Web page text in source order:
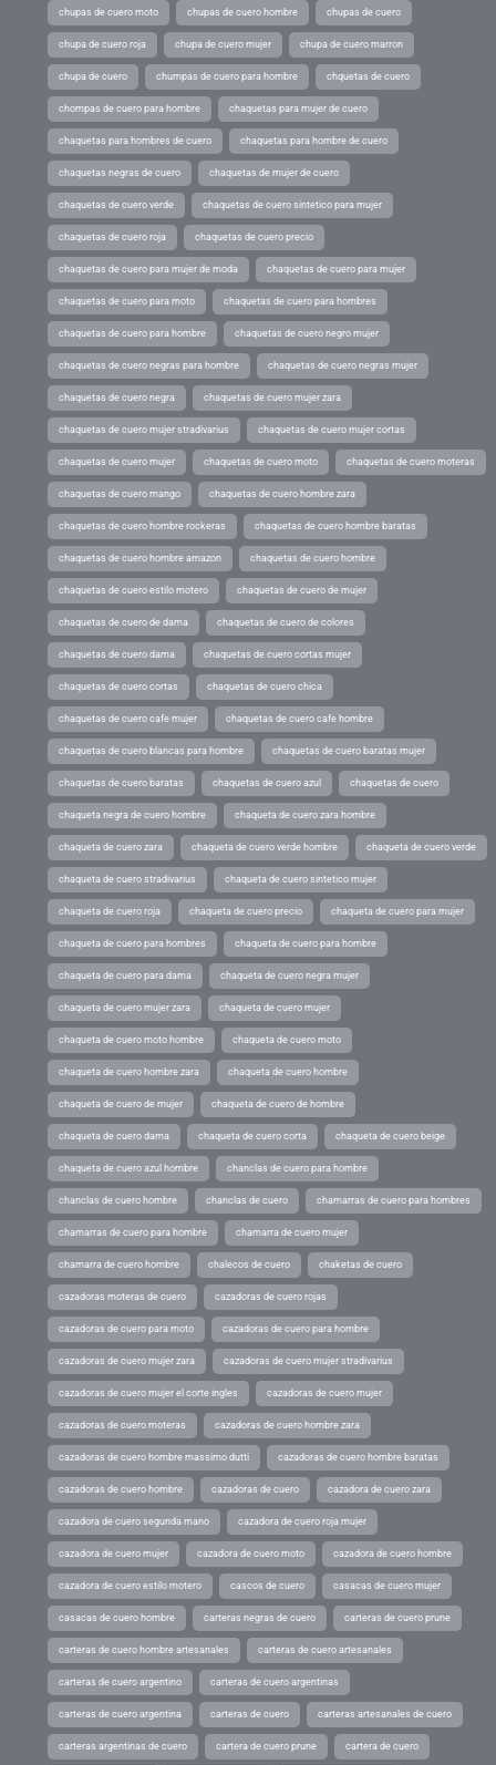
chupas de cuero moto chupas de cuero hombre chupas de cuero
chupa de cuero roja chupa de cuero mujer chupa de cuero marron
chupa de cuero chumpas de cuero para hombre chquetas de cuero
chompas de cuero para hombre chaquetas para mujer de cuero
chaquetas para hombres de cuero chaquetas para hombre de cuero
chaquetas negras de cuero chaquetas de mujer de cuero
chaquetas de cuero verde chaquetas de cuero sintetico para mujer
chaquetas de cuero roja chaquetas de cuero precio
chaquetas de cuero para mujer de moda chaquetas de cuero para mujer
chaquetas de cuero para moto chaquetas de cuero para hombres
chaquetas de cuero para hombre chaquetas de cuero negro mujer
chaquetas de cuero negras para hombre chaquetas de cuero negras mujer
chaquetas de cuero negra chaquetas de cuero mujer zara
chaquetas de cuero mujer stradivarius chaquetas de cuero mujer cortas
chaquetas de cuero mujer chaquetas de cuero moto chaquetas de cuero moteras
chaquetas de cuero mango chaquetas de cuero hombre zara
chaquetas de cuero hombre rockeras chaquetas de cuero hombre baratas
chaquetas de cuero hombre amazon chaquetas de cuero hombre
chaquetas de cuero estilo motero chaquetas de cuero de mujer
chaquetas de cuero de dama chaquetas de cuero de colores
chaquetas de cuero dama chaquetas de cuero cortas mujer
chaquetas de cuero cortas chaquetas de cuero chica
chaquetas de cuero cafe mujer chaquetas de cuero cafe hombre
chaquetas de cuero blancas para hombre chaquetas de cuero baratas mujer
chaquetas de cuero baratas chaquetas de cuero azul chaquetas de cuero
chaqueta negra de cuero hombre chaqueta de cuero zara hombre
chaqueta de cuero zara chaqueta de cuero verde hombre chaqueta de cuero verde
chaqueta de cuero stradivarius chaqueta de cuero sintetico mujer
chaqueta de cuero roja chaqueta de cuero precio chaqueta de cuero para mujer
chaqueta de cuero para hombres chaqueta de cuero para hombre
chaqueta de cuero para dama chaqueta de cuero negra mujer
chaqueta de cuero mujer zara chaqueta de cuero mujer
chaqueta de cuero moto hombre chaqueta de cuero moto
chaqueta de cuero hombre zara chaqueta de cuero hombre
chaqueta de cuero de mujer chaqueta de cuero de hombre
chaqueta de cuero dama chaqueta de cuero corta chaqueta de cuero beige
chaqueta de cuero azul hombre chanclas de cuero para hombre
chanclas de cuero hombre chanclas de cuero chamarras de cuero para hombres
chamarras de cuero para hombre chamarra de cuero mujer
chamarra de cuero hombre chalecos de cuero chaketas de cuero
cazadoras moteras de cuero cazadoras de cuero rojas
cazadoras de cuero para moto cazadoras de cuero para hombre
cazadoras de cuero mujer zara cazadoras de cuero mujer stradivarius
cazadoras de cuero mujer el corte ingles cazadoras de cuero mujer
cazadoras de cuero moteras cazadoras de cuero hombre zara
cazadoras de cuero hombre massimo dutti cazadoras de cuero hombre baratas
cazadoras de cuero hombre cazadoras de cuero cazadora de cuero zara
cazadora de cuero segunda mano cazadora de cuero roja mujer
cazadora de cuero mujer cazadora de cuero moto cazadora de cuero hombre
cazadora de cuero estilo motero cascos de cuero casacas de cuero mujer
casacas de cuero hombre carteras negras de cuero carteras de cuero prune
carteras de cuero hombre artesanales carteras de cuero artesanales
carteras de cuero argentino carteras de cuero argentinas
carteras de cuero argentina carteras de cuero carteras artesanales de cuero
carteras argentinas de cuero cartera de cuero prune cartera de cuero